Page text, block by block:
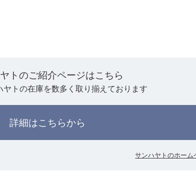
トのご紹介ページはこちら
ヤトの在庫を数多く取り揃えております
詳細はこちらから
サンハヤトのホーム